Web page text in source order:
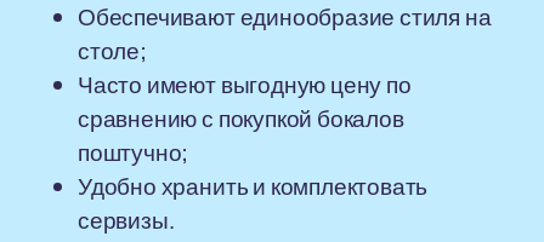
Обеспечивают единообразие стиля на
столе;
Часто имеют выгодную цену по
сравнению с покупкой бокалов
поштучно;
Удобно хранить и комплектовать
сервизы.